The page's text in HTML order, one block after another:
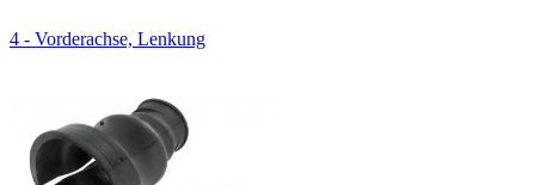
4 - Vorderachse, Lenkung